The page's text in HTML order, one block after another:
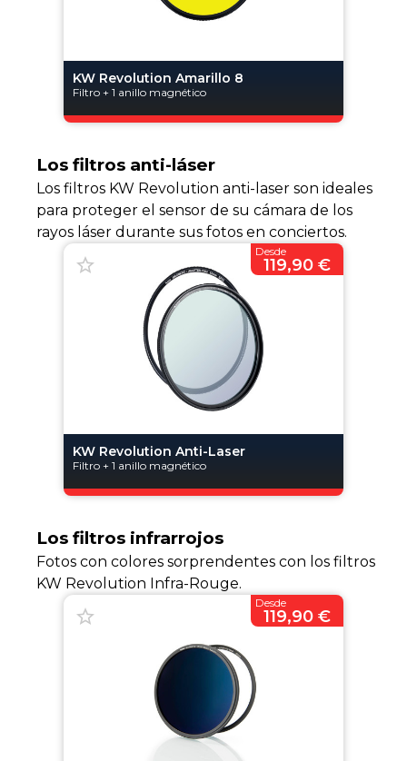
KW Revolution Amarillo 8
Filtro + 1 anillo magnético
Los filtros anti-láser
Los filtros KW Revolution anti-laser son ideales
para proteger el sensor de su cámara de los
rayos láser durante sus fotos en conciertos.
KW Revolution Anti-Laser
Filtro + 1 anillo magnético
Desde
119,90 €
Los filtros infrarrojos
Fotos con colores sorprendentes con los filtros
KW Revolution Infra-Rouge.
Desde
119,90 €